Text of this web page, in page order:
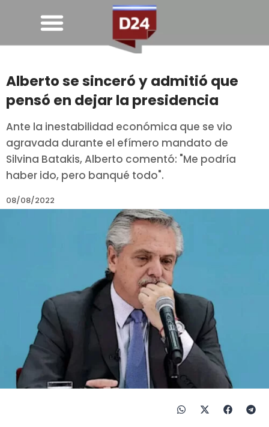
Alberto se sinceró y admitió que
pensó en dejar la presidencia
Ante la inestabilidad económica que se vio
agravada durante el efímero mandato de
Silvina Batakis, Alberto comentó: "Me podría
haber ido, pero banqué todo".
08/08/2022